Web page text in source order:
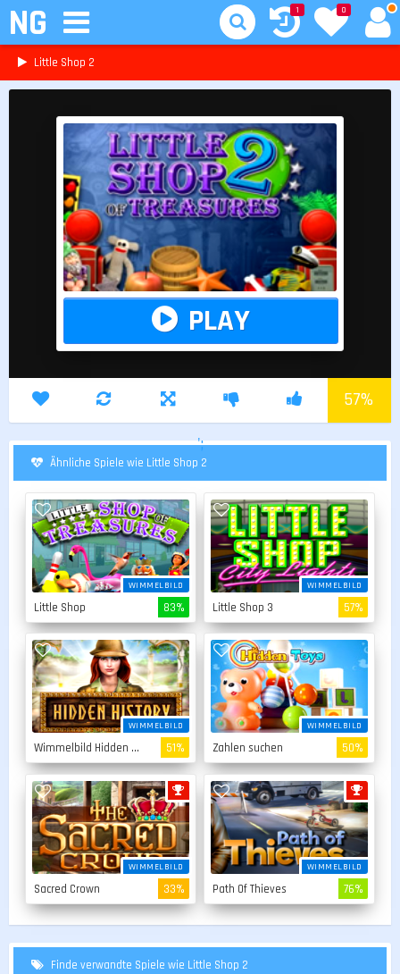
NG 0
1
Little Shop 2
PLAY
57%
';
Ähnliche Spiele wie Little Shop 2
WIMMELBILD
Little Shop 83%
WIMMELBILD
Little Shop 3 57%
WIMMELBILD
Wimmelbild Hidden Story 51%
WIMMELBILD
Zahlen suchen 50%
WIMMELBILD
Sacred Crown 33%
WIMMELBILD
Path Of Thieves 76%
Finde verwandte Spiele wie Little Shop 2